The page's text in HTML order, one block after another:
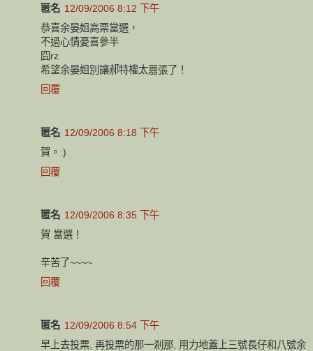
匿名 12/09/2006 8:12 下午
恭喜余晏姐高票當選，
不過心情憂喜參半
囧rz
希望余晏姐別讓郝特權太囂張了！
回覆
匿名 12/09/2006 8:18 下午
賀。:)
回覆
匿名 12/09/2006 8:35 下午
賀 當選！
辛苦了~~~~
回覆
匿名 12/09/2006 8:54 下午
早上去投票, 再投票的那一剎那, 用力地蓋上三號長仔和八號余